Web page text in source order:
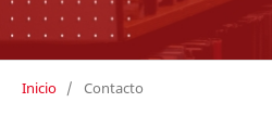
Inicio / Contacto